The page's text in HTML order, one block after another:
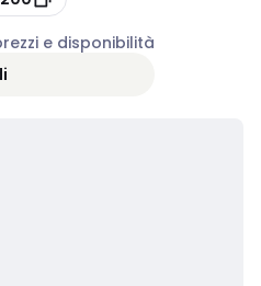
e disponibilità